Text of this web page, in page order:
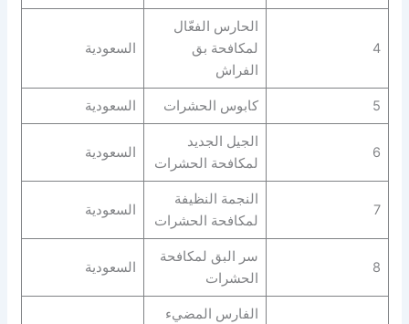
4
الحارس الفعّال
لمكافحة بق
الفراش
السعودية
5 كابوس الحشرات السعودية
6
الجيل الجديد
لمكافحة الحشرات
السعودية
7
النجمة النظيفة
لمكافحة الحشرات
السعودية
8
سر البق لمكافحة
الحشرات
السعودية
الفارس المضيء